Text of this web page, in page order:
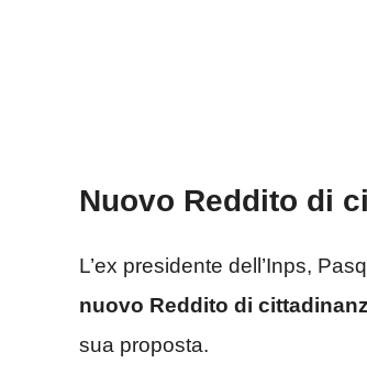
Nuovo Reddito di
L’ex presidente dell’Inps,
nuovo Reddito di
sua proposta.